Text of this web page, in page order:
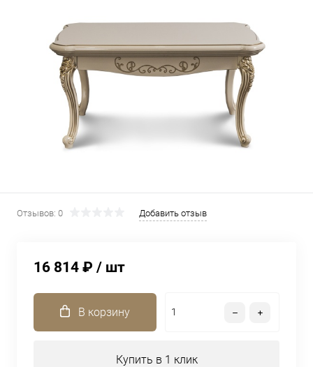
Отзывов: 0 Добавить отзыв
16 814 ₽ / шт
В корзину
Купить в 1 клик